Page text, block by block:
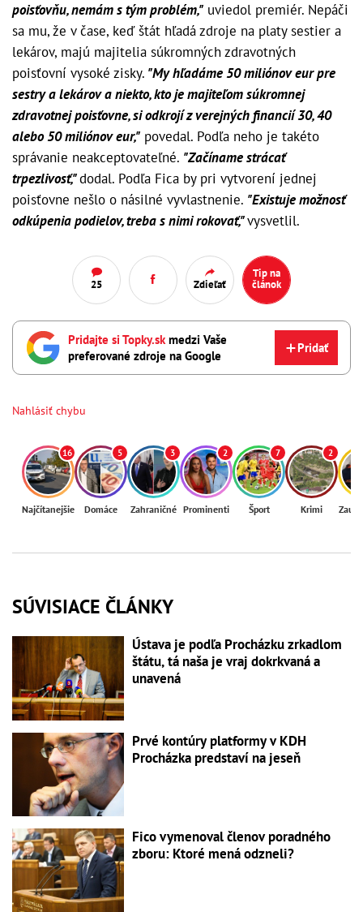
poisťovňu, nemám s tým problém," uviedol premiér. Nepáči
sa mu, že v čase, keď štát hľadá zdroje na platy sestier a
lekárov, majú majitelia súkromných zdravotných
poisťovní vysoké zisky. "My hľadáme 50 miliónov eur pre
sestry a lekárov a niekto, kto je majiteľom súkromnej
zdravotnej poisťovne, si odkrojí z verejných financií 30, 40
alebo 50 miliónov eur," povedal. Podľa neho je takéto
správanie neakceptovateľné. "Začíname strácať
trpezlivosť,"dodal. Podľa Fica by pri vytvorení jednej
poisťovne nešlo o násilné vyvlastnenie. "Existuje možnosť
odkúpenia podielov, treba s nimi rokovať,"vysvetlil.
25 Zdieľať
Tip na
článok
Pridajte si Topky.sk medzi Vaše
preferované zdroje na Google
Pridať
Nahlásiť chybu
16
Najčítanejšie
5
Domáce
3
Zahraničné
2
Prominenti
7
Šport
2
Krimi
SÚVISIACE ČLÁNKY
Ústava je podľa Procházku zrkadlom
štátu, tá naša je vraj dokrkvaná a
unavená
Prvé kontúry platformy v KDH
Procházka predstaví na jeseň
Fico vymenoval členov poradného
zboru: Ktoré mená odzneli?